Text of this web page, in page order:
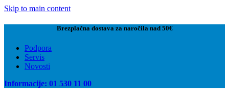
Skip to main content
Brezplačna dostava za naročila nad 50€
Podpora
Servis
Novosti
Informacije: 01 530 11 00